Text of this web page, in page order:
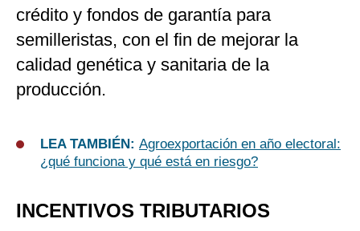
crédito y fondos de garantía para
semilleristas, con el fin de mejorar la
calidad genética y sanitaria de la
producción.
LEA TAMBIÉN: Agroexportación en año electoral:
¿qué funciona y qué está en riesgo?
INCENTIVOS TRIBUTARIOS